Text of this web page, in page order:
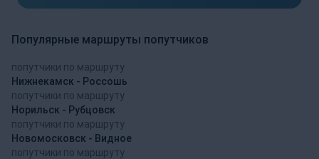
Популярные маршруты попутчиков
попутчики по маршруту
Нижнекамск - Россошь
попутчики по маршруту
Норильск - Рубцовск
попутчики по маршруту
Новомосковск - Видное
попутчики по маршруту